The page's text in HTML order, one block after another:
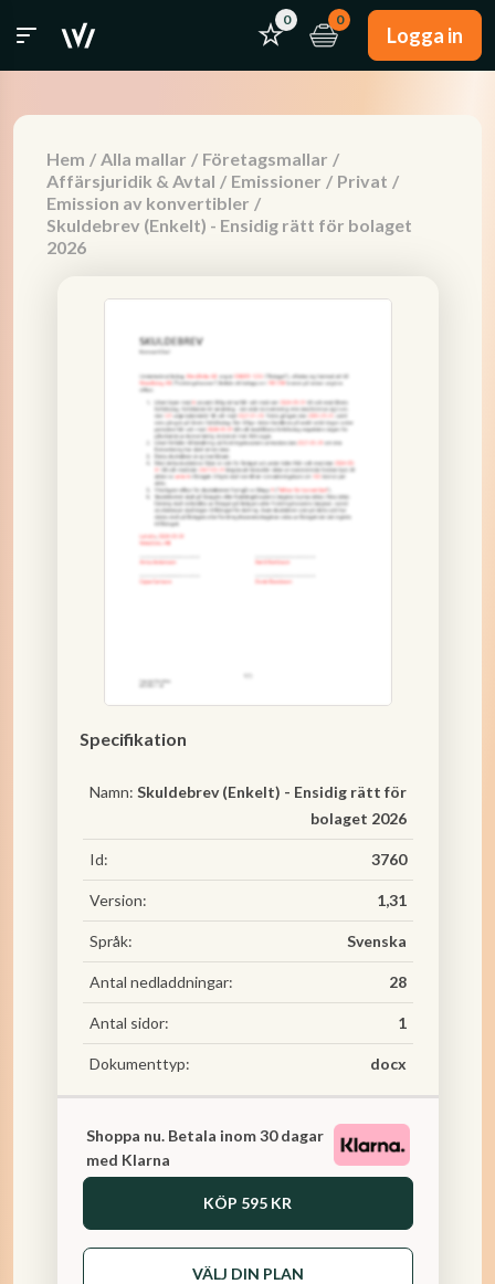
0 0
Logga in
Hem / Alla mallar / Företagsmallar /
Affärsjuridik & Avtal / Emissioner / Privat /
Emission av konvertibler /
Skuldebrev (Enkelt) - Ensidig rätt för bolaget
2026
Specifikation
Namn: Skuldebrev (Enkelt) - Ensidig rätt för
bolaget 2026
Id: 3760
Version: 1,31
Språk: Svenska
Antal nedladdningar: 28
Antal sidor: 1
Dokumenttyp: docx
Shoppa nu. Betala inom 30 dagar
med Klarna
KÖP 595 KR
VÄLJ DIN PLAN